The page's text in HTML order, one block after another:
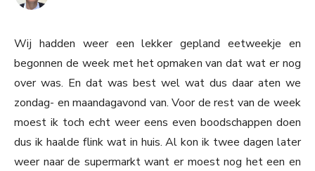
Wij hadden weer een lekker gepland eetweekje en
begonnen de week met het opmaken van dat wat er nog
over was. En dat was best wel wat dus daar aten we
zondag- en maandagavond van. Voor de rest van de week
moest ik toch echt weer eens even boodschappen doen
dus ik haalde flink wat in huis. Al kon ik twee dagen later
weer naar de supermarkt want er moest nog het een en